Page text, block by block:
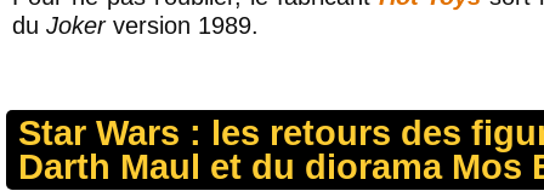
du Jokerversion 1989.
Star Wars : les retours des
Darth Maul et du diorama Mos